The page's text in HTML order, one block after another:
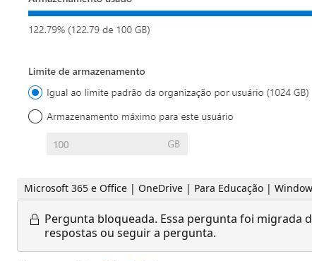
Microsoft 365 e Office | OneDrive | Para Educação |
Pergunta bloqueada. Essa pergunta foi migrada
respostas ou seguir a pergunta.